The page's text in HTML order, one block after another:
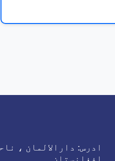
ادرس: دارالالمان ،
افغانستان